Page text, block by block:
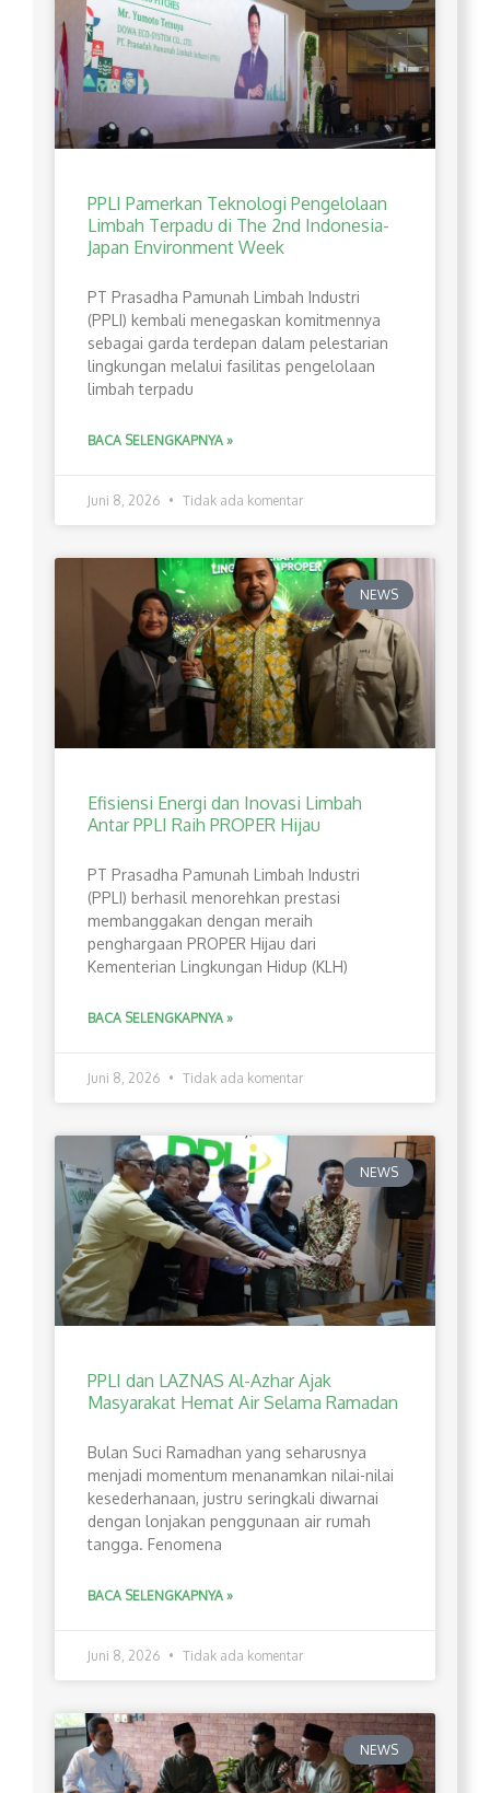
PPLI Pamerkan Teknologi Pengelolaan
Limbah Terpadu di The 2nd Indonesia-
Japan Environment Week
PT Prasadha Pamunah Limbah Industri
(PPLI) kembali menegaskan komitmennya
sebagai garda terdepan dalam pelestarian
lingkungan melalui fasilitas pengelolaan
limbah terpadu
BACA SELENGKAPNYA »
Juni 8, 2026 Tidak ada komentar
NEWS
Efisiensi Energi dan Inovasi Limbah
Antar PPLI Raih PROPER Hijau
PT Prasadha Pamunah Limbah Industri
(PPLI) berhasil menorehkan prestasi
membanggakan dengan meraih
penghargaan PROPER Hijau dari
Kementerian Lingkungan Hidup (KLH)
BACA SELENGKAPNYA »
Juni 8, 2026 Tidak ada komentar
NEWS
PPLI dan LAZNAS Al-Azhar Ajak
Masyarakat Hemat Air Selama Ramadan
Bulan Suci Ramadhan yang seharusnya
menjadi momentum menanamkan nilai-nilai
kesederhanaan, justru seringkali diwarnai
dengan lonjakan penggunaan air rumah
tangga. Fenomena
BACA SELENGKAPNYA »
Juni 8, 2026 Tidak ada komentar
NEWS